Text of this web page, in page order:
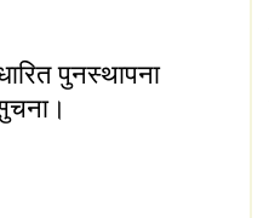
पुनस्थापना